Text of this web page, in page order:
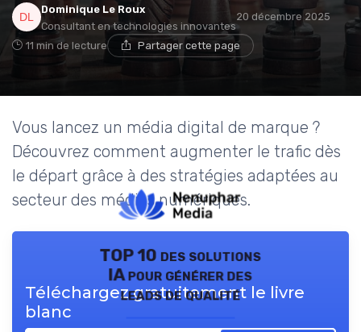
Dominique Le Roux
Consultant en technologies innovantes
20 décembre 2025
11 min de lecture Partager cette page
Vous lancez un média digital de marque ?
Découvrez comment augmenter le trafic dès
le départ grâce à des stratégies adaptées au
secteur des médias numériques.
TOP 10 des solutions
IA pour générer des
leads de qualité
Téléchargez gratuitement le livre
blanc